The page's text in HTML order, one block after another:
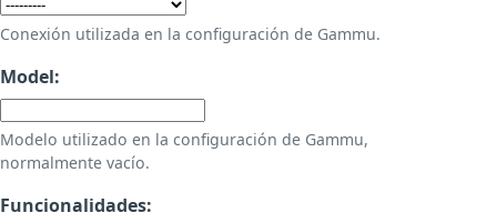
Conexión utilizada en la configuración de Gammu.
Model:
Modelo utilizado en la configuración de Gammu,
normalmente vacío.
Funcionalidades: